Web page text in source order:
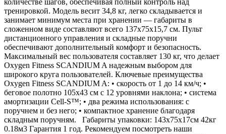
количестве шагов, обеспечивая полный контроль над
тренировкой. Модель весит 34,8 кг, легко складывается и
занимает минимум места при хранении — габариты в
сложенном виде составляют всего 137х75х15,7 см. Пульт
дистанционного управления и складные поручни
обеспечивают дополнительный комфорт и безопасность.
Максимальный вес пользователя составляет 130 кг, что делает
Oxygen Fitness SCANDIUM A надежным выбором для
широкого круга пользователей. Ключевые преимущества
Oxygen Fitness SCANDIUM A: • скорость от 1 до 14 км/ч; •
беговое полотно 105х43 см с 12 уровнями наклона; • система
амортизации Cell-S™; • два режима использования: с
поручнем и без него; • компактное хранение благодаря
складным поручням. Габариты упаковки: 143х75х17см 42кг
0.18м3 Гарантия 1 год. Рекомендуем посмотреть наши